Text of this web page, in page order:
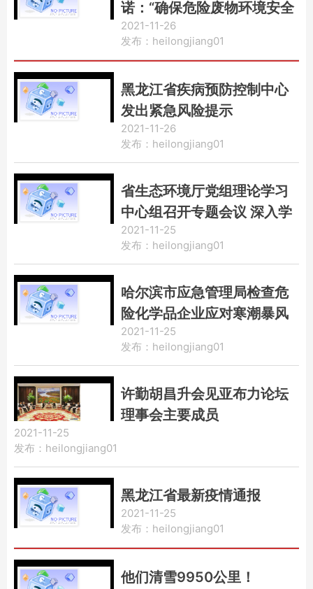
诺：“确保危险废物环境安全
达标！”
2021-11-26
发布：heilongjiang01
黑龙江省疾病预防控制中心
发出紧急风险提示
2021-11-26
发布：heilongjiang01
省生态环境厅党组理论学习
中心组召开专题会议 深入学
习宣传贯彻党的十九届六中
全会精神
2021-11-25
发布：heilongjiang01
哈尔滨市应急管理局检查危
险化学品企业应对寒潮暴风
雪天气安全防范工作
2021-11-25
发布：heilongjiang01
许勤胡昌升会见亚布力论坛
理事会主要成员
2021-11-25
发布：heilongjiang01
黑龙江省最新疫情通报
2021-11-25
发布：heilongjiang01
他们清雪9950公里！